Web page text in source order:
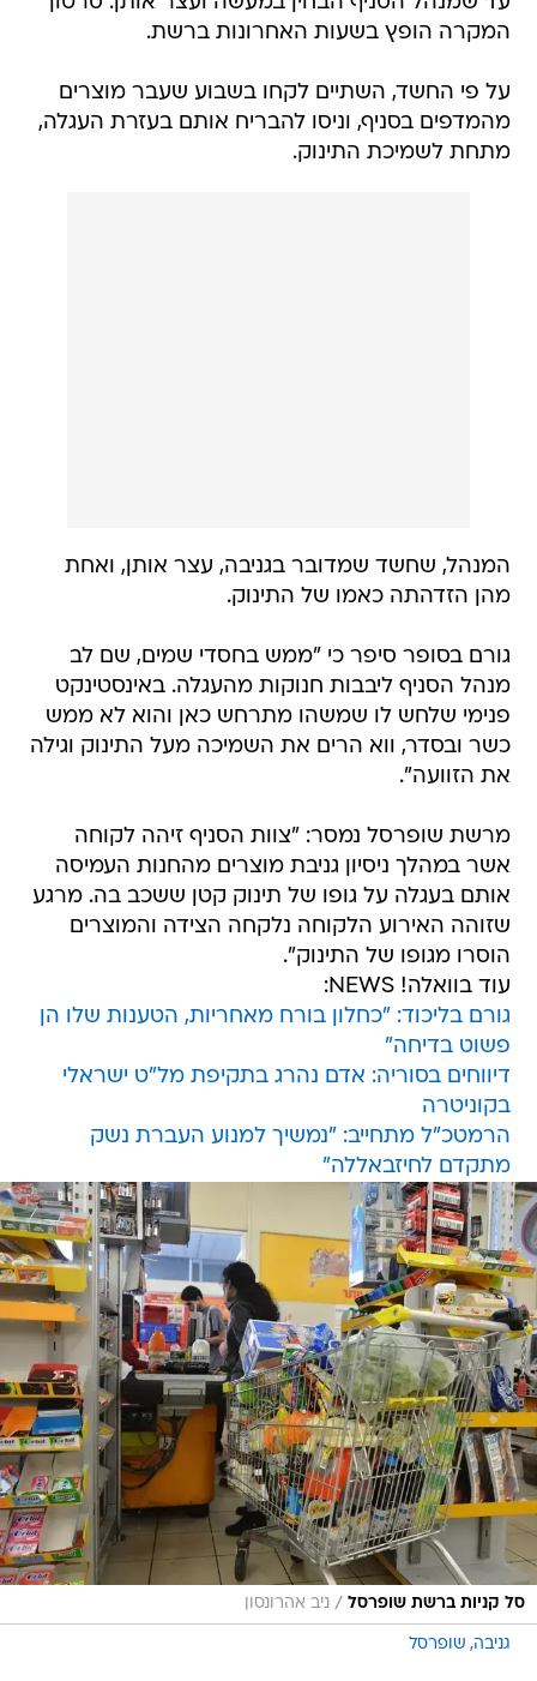
על פי החשד, השתיים לקחו בשבוע שעבר מוצרים
מתחת לשמיכת התינוק.
גורם בסופר סיפר כי "ממש בחסדי שמים, שם לב
פנימי שלחש לו שמשהו מתרחש כאן והוא לא ממש
כשר ובסדר, ווא הרים את השמיכה מעל התינוק וגילה
את הזוועה".
מרשת שופרסל נמסר: "צוות הסניף זיהה לקוחה
אותם בעגלה על גופו של תינוק קטן ששכב בה. מרגע
שזוהה האירוע הלקוחה נלקחה הצידה והמוצרים
הוסרו מגופו של התינוק".
עוד בוואלה! NEWS:
גורם בליכוד: "כחלון בורח מאחריות, הטענות שלו הן
פשוט בדיחה"
דיווחים בסוריה: אדם נהרג בתקיפת מל"ט ישראלי
בקוניטרה
הרמטכ"ל מתחייב: "נמשיך למנוע העברת נשק
מתקדם לחיזבאללה"
סל קניות ברשת שופרסל / ניב אהרונסון
גניבה שופרסל